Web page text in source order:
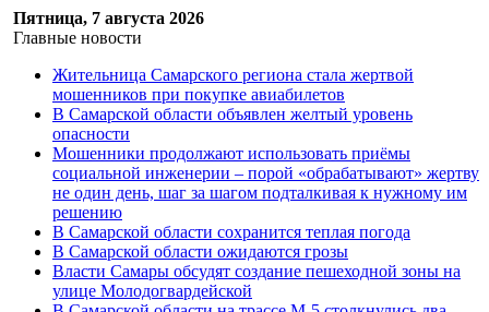
Пятница, 7 августа 2026
Главные новости
Жительница Самарского региона стала жертвой
мошенников при покупке авиабилетов
В Самарской области объявлен желтый уровень
опасности
Мошенники продолжают использовать приёмы
социальной инженерии – порой «обрабатывают» жертву
не один день, шаг за шагом подталкивая к нужному им
решению
В Самарской области сохранится теплая погода
В Самарской области ожидаются грозы
Власти Самары обсудят создание пешеходной зоны на
улице Молодогвардейской